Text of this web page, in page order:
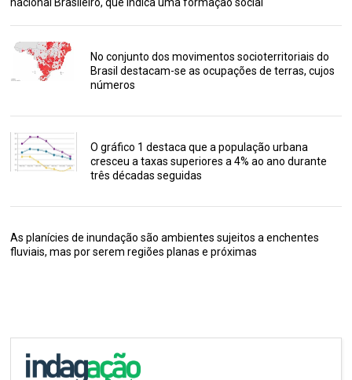
nacional Brasileiro, que indica uma formação social
No conjunto dos movimentos socioterritoriais do
Brasil destacam-se as ocupações de terras, cujos
números
O gráfico 1 destaca que a população urbana
cresceu a taxas superiores a 4% ao ano durante
três décadas seguidas
As planícies de inundação são ambientes sujeitos a enchentes
fluviais, mas por serem regiões planas e próximas